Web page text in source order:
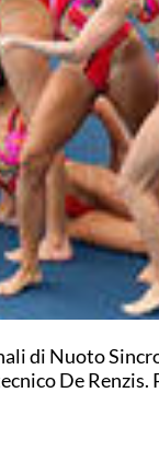
di Nuoto
De Renzis.